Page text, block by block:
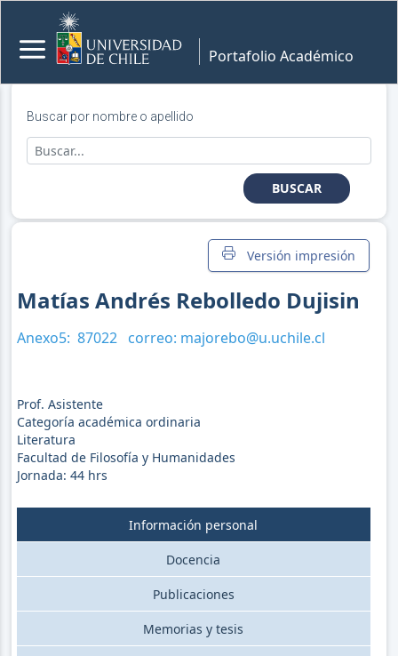
Portafolio Académico
Buscar por nombre o apellido
BUSCAR
Versión impresión
Matías Andrés Rebolledo Dujisin
Anexo5: 87022 correo: majorebo@u.uchile.cl
Prof. Asistente
Categoría académica ordinaria
Literatura
Facultad de Filosofía y Humanidades
Jornada: 44hrs
Información personal
Docencia
Publicaciones
Memorias y tesis